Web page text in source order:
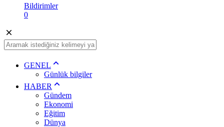
Bildirimler
0
GENEL
Günlük bilgiler
HABER
Gündem
Ekonomi
Eğitim
Dünya